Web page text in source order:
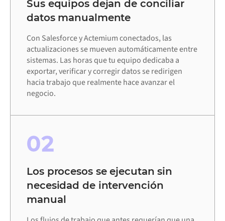
Sus equipos dejan de conciliar
datos manualmente
Con Salesforce y Actemium conectados, las
actualizaciones se mueven automáticamente entre
sistemas. Las horas que tu equipo dedicaba a
exportar, verificar y corregir datos se redirigen
hacia trabajo que realmente hace avanzar el
negocio.
02
Los procesos se ejecutan sin
necesidad de intervención
manual